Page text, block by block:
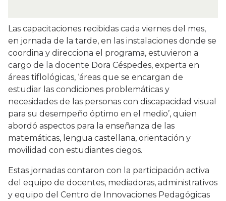
Las capacitaciones recibidas cada viernes del mes,
en jornada de la tarde, en las instalaciones donde se
coordina y direcciona el programa, estuvieron a
cargo de la docente Dora Céspedes, experta en
áreas tiflológicas, ‘áreas que se encargan de
estudiar las condiciones problemáticas y
necesidades de las personas con discapacidad visual
para su desempeño óptimo en el medio’, quien
abordó aspectos para la enseñanza de las
matemáticas, lengua castellana, orientación y
movilidad con estudiantes ciegos.
Estas jornadas contaron con la participación activa
del equipo de docentes, mediadoras, administrativos
y equipo del Centro de Innovaciones Pedagógicas